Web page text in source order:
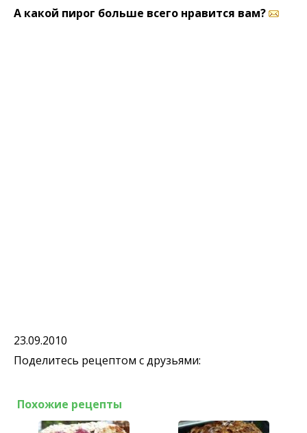
А какой пирог больше всего нравится вам?
23.09.2010
Поделитесь рецептом с друзьями:
Похожие рецепты